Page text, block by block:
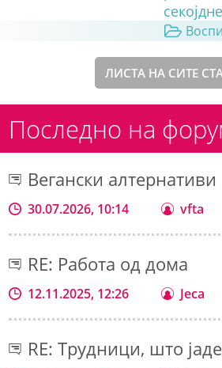
ЛИСТА НА СИТЕ
Последно на
Вегански алтернативи
30.07.2026, 10:14 vfta
RE: Работа од дома
12.11.2025, 12:26 Jeca
RE: Трудници, што